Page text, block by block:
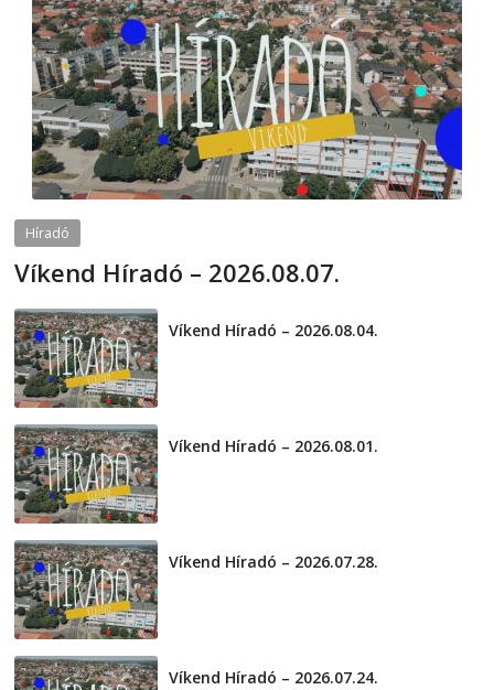
Híradó
Víkend Híradó – 2026.08.07.
Víkend Híradó – 2026.08.04.
Víkend Híradó – 2026.08.01.
Víkend Híradó – 2026.07.28.
Víkend Híradó – 2026.07.24.